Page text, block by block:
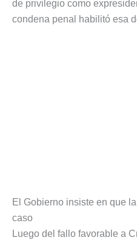
de privilegio como
condena penal habilitó esa
El Gobierno insiste en que
caso
Luego del fallo favorable a